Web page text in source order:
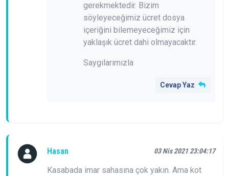
gerekmektedir. Bizim
söyleyeceğimiz ücret dosya
içeriğini bilemeyeceğimiz için
yaklaşık ücret dahi olmayacaktır.
Saygılarımızla
Cevap Yaz
Hasan 03 Nis 2021 23:04:17
Kasabada imar sahasına çok yakın. Ama kot